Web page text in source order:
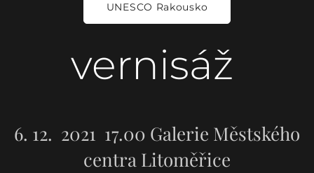
UNESCO Rakousko
vernisáž
6. 12. 2021 17.00 Galerie Městského
centra Litoměřice